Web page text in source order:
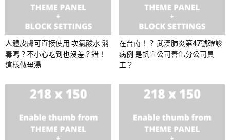
人體皮膚可直接使用 次氯酸水 消
毒嗎？不小心吃到也沒差？錯！
這樣做母湯
在台南！？ 武漢肺炎第47號確診
病例 是帆宣公司善化分公司員
工？